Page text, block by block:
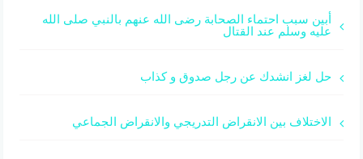
أبين سبب احتماء الصحابة رضى الله عنهم بالنبي صلى الله
عليه وسلم عند القتال
حل لغز انشدك عن رجل صدوق و كذاب
الاختلاف بين الانقراض التدريجي والانقراض الجماعي